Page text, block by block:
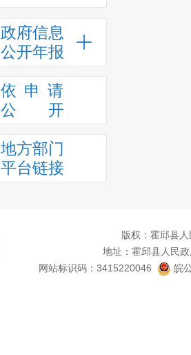
政府信息
公开年报
依申请
公
开
地方部门
平台链接
版权：霍邱县
地址：霍邱县人民
网站标识码：3415220046
皖